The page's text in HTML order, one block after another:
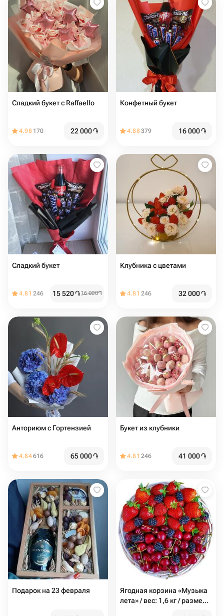
Сладкий букет с Raffaello
4.98 170 22 000֏
Конфетный букет
4.88379 16 000֏
Сладкий букет
4.81 246 15 520֏16 000֏
Клубника с цветами
4.81 246 32 000֏
Анториюм с Гортензией
4.84616 65 000֏
Букет из клубники
4.81 246 41 000֏
Подарок на 23 февраля
Ягодная корзина «Музыка
лета» / вес: 1,6 кг / размер с